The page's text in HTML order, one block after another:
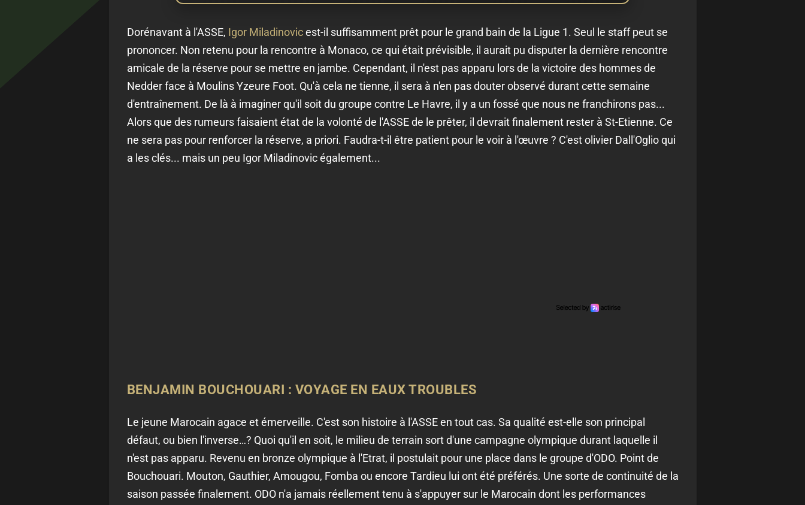
Dorénavant à l'ASSE, Igor Miladinovicest-il suffisamment prêt pour le grand bain de la Ligue 1. Seul le staff peut se
prononcer. Non retenu pour la rencontre à Monaco, ce qui était prévisible, il aurait pu disputer la dernière rencontre
amicale de la réserve pour se mettre en jambe. Cependant, il n'est pas apparu lors de la victoire des hommes de
Nedder face à Moulins Yzeure Foot. Qu'à cela ne tienne, il sera à n'en pas douter observé durant cette semaine
d'entraînement. De là à imaginer qu'il soit du groupe contre Le Havre, il y a un fossé que nous ne franchirons pas...
Alors que des rumeurs faisaient état de la volonté de l'ASSE de le prêter, il devrait finalement rester à St-Etienne. Ce
ne sera pas pour renforcer la réserve, a priori. Faudra-t-il être patient pour le voir à l'œuvre ? C'est olivier Dall'Oglio qui
a les clés... mais un peu Igor Miladinovic également...
BENJAMIN BOUCHOUARI : VOYAGE EN EAUX TROUBLES
Le jeune Marocain agace et émerveille. C'est son histoire à l'ASSE en tout cas. Sa qualité est-elle son principal
défaut, ou bien l'inverse…? Quoi qu'il en soit, le milieu de terrain sort d'une campagne olympique durant laquelle il
n'est pas apparu. Revenu en bronze olympique à l'Etrat, il postulait pour une place dans le groupe d'ODO. Point de
Bouchouari. Mouton, Gauthier, Amougou, Fomba ou encore Tardieu lui ont été préférés. Une sorte de continuité de la
saison passée finalement. ODO n'a jamais réellement tenu à s'appuyer sur le Marocain dont les performances